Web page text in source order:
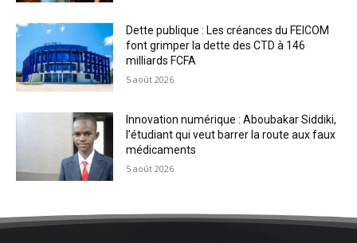
Dette publique : Les créances du FEICOM
font grimper la dette des CTD à 146
milliards FCFA
5 août 2026
Innovation numérique : Aboubakar Siddiki,
l’étudiant qui veut barrer la route aux faux
médicaments
5 août 2026